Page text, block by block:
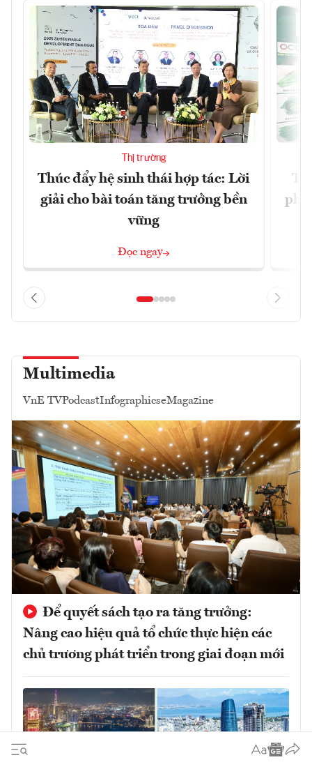
Thị trường
Thúc đẩy hệ sinh thái hợp tác: Lời
giải cho bài toán tăng trưởng bền
vững
Đọc ngay
Multimedia
VnE TVPodcastInfographicseMagazine
Để quyết sách tạo ra tăng trưởng:
Nâng cao hiệu quả tổ chức thực hiện các
chủ trương phát triển trong giai đoạn mới